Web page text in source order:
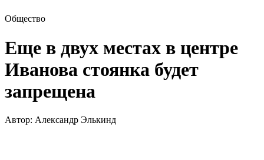
Общество
Еще в двух местах в центре
Иванова стоянка будет
запрещена
Автор: Александр Элькинд